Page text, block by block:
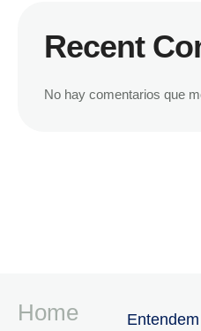
Recent
No hay comentarios que
Home
Entendem